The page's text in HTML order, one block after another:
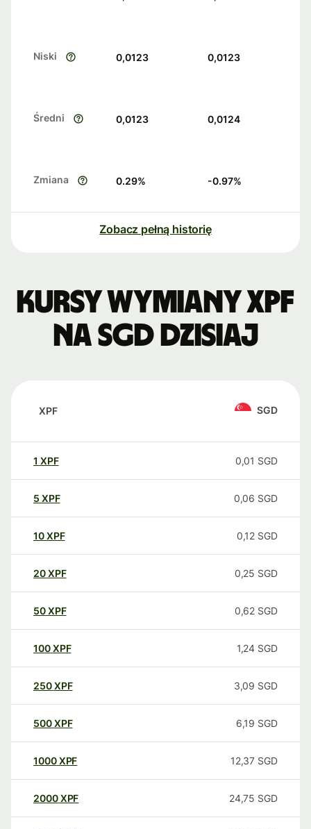
Niski 0,0123 0,0123
Średni 0,0123 0,0124
Zmiana 0.29% -0.97%
Zobacz pełną historię
Kursy wymiany XPF
na SGD dzisiaj
XPF SGD
1 XPF 0,01 SGD
5 XPF 0,06 SGD
10XPF 0,12 SGD
20XPF 0,25 SGD
50XPF 0,62 SGD
100XPF 1,24 SGD
250XPF 3,09 SGD
500XPF 6,19 SGD
1000XPF 12,37 SGD
2000XPF 24,75 SGD